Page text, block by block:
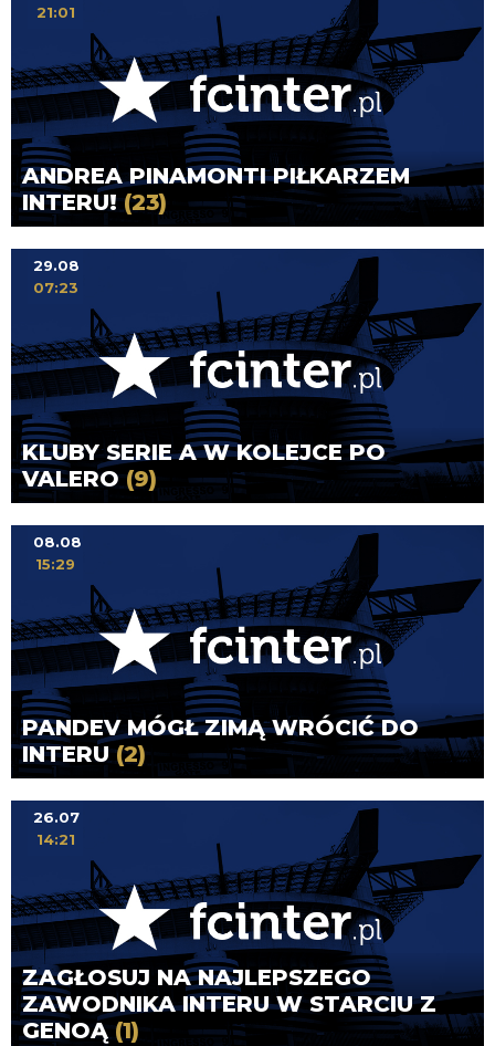
ANDREA PINAMONTI PIŁKARZEM
INTERU! (23)
21:01
KLUBY SERIE A W KOLEJCE PO
VALERO(9)
29.08
07:23
PANDEV MÓGŁ ZIMĄ WRÓCIĆ DO
INTERU(2)
08.08
15:29
ZAGŁOSUJ NA NAJLEPSZEGO
ZAWODNIKA INTERU W STARCIU Z
GENOĄ(1)
26.07
14:21